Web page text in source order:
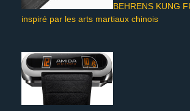
BEHRENS KUNG
inspiré par les arts martiaux chinois